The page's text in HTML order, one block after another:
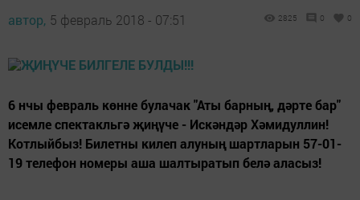
автор, 5 февраль 2018 - 07:51 2825 0 0
6 нчы февраль көнне булачак "Аты барның, дәрте бар"
исемле спектакльгә җиңүче - Искәндәр Хәмидуллин!
Котлыйбыз! Билетны килеп алуның шартларын 57-01-
19 телефон номеры аша шалтыратып белә аласыз!